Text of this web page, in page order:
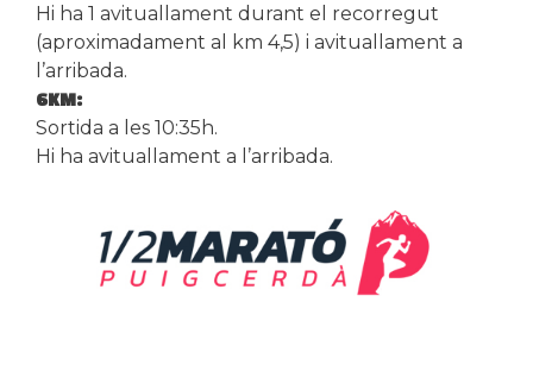
Hi ha 1 avituallament durant el recorregut
(aproximadament al km 4,5) i avituallament a
l’arribada.
6KM:
Sortida a les 10:35h.
Hi ha avituallament a l’arribada.